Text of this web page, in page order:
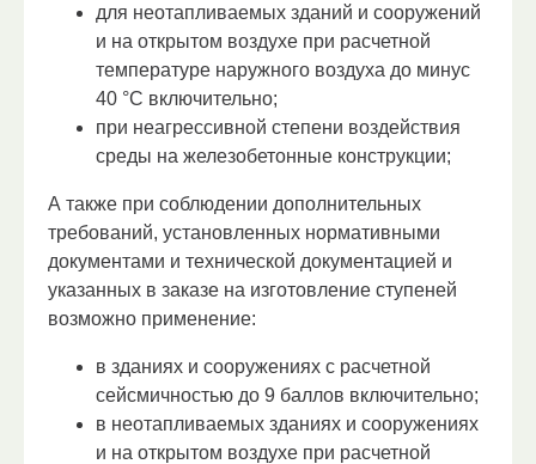
для неотапливаемых зданий и сооружений
и на открытом воздухе при расчетной
температуре наружного воздуха до минус
40 °С включительно;
при неагрессивной степени воздействия
среды на железобетонные конструкции;
А также при соблюдении дополнительных
требований, установленных нормативными
документами и технической документацией и
указанных в заказе на изготовление ступеней
возможно применение:
в зданиях и сооружениях с расчетной
сейсмичностью до 9 баллов включительно;
в неотапливаемых зданиях и сооружениях
и на открытом воздухе при расчетной